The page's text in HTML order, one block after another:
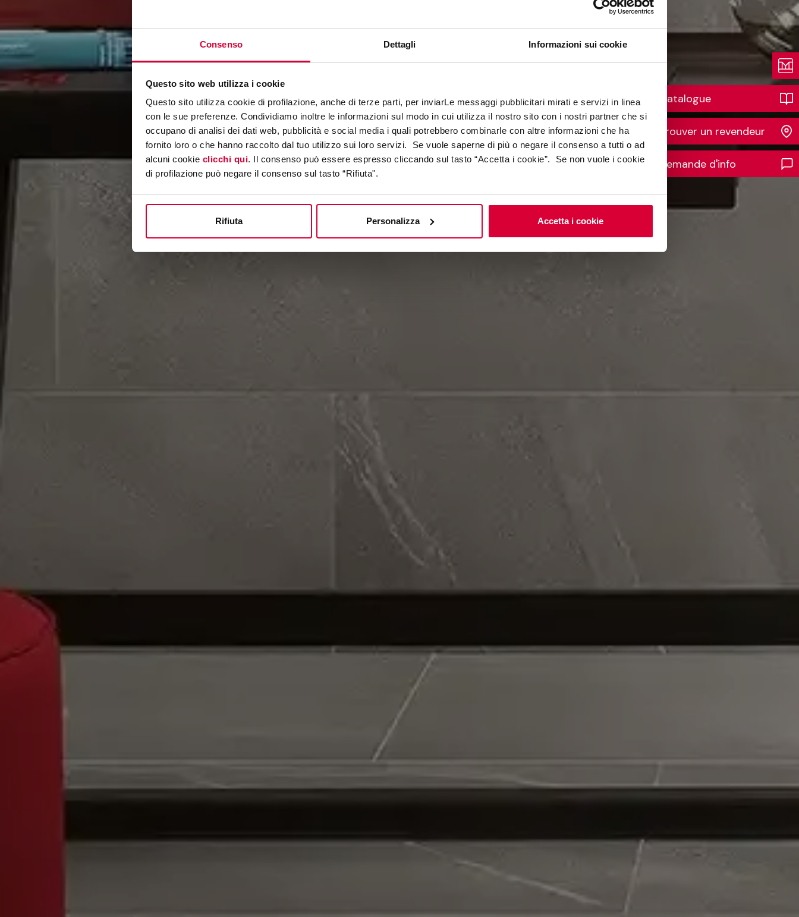
Consenso Dettagli Informazioni sui cookie
Questo sito web utilizza i cookie
Questo sito utilizza cookie di profilazione, anche di terze parti, per inviarLe messaggi pubblicitari mirati e servizi in linea
con le sue preferenze. Condividiamo inoltre le informazioni sul modo in cui utilizza il nostro sito con i nostri partner che si
occupano di analisi dei dati web, pubblicità e social media i quali potrebbero combinarle con altre informazioni che ha
fornito loro o che hanno raccolto dal tuo utilizzo sui loro servizi. Se vuole saperne di più o negare il consenso a tutti o ad
alcuni cookie clicchi qui. Il consenso può essere espresso cliccando sul tasto “Accetta i cookie”. Se non vuole i cookie
di profilazione può negare il consenso sul tasto “Rifiuta".
Rifiuta Personalizza Accetta i cookie
CHORUS Catalogue
Trouver un revendeur
Demande d'info